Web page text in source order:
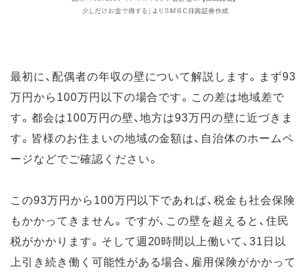
最初に、配偶者の年収の壁について解説します。まず93
万円から100万円以下の場合です。この差は地域差で
す。都会は100万円の壁、地方は93万円の壁に近づきま
す。皆様のお住まいの地域の金額は、自治体のホームペ
ージなどでご確認ください。
この93万円から100万円以下であれば、税金も社会保険
もかかってきません。ですが、この壁を超えると、住民
税がかかります。そして週20時間以上働いて、31日以
上引き続き働く可能性がある場合、雇用保険がかかって